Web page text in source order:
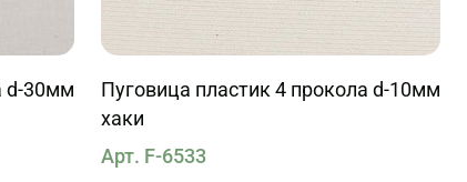
d-30мм
Пуговица пластик 4 прокола d-10мм
хаки
Арт. F-6533